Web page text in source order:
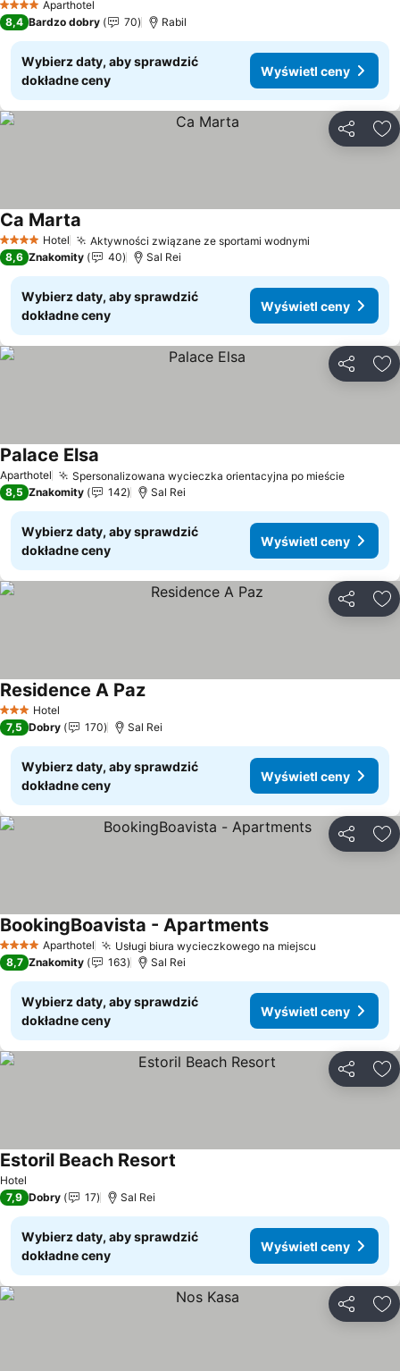
4 KategoriaAparthotel
8,4 Bardzo dobry 70 Rabil
Wybierz daty, aby sprawdzić
dokładne ceny
Wyświetl ceny
4 KategoriaHotel Aktywności związane ze sportami wodnymi
Ca Marta
8,6 Znakomity 40 Sal Rei
Wybierz daty, aby sprawdzić
dokładne ceny
Wyświetl ceny
Aparthotel Spersonalizowana wycieczka orientacyjna po mieście
Palace Elsa
8,5 Znakomity 142 Sal Rei
Wybierz daty, aby sprawdzić
dokładne ceny
Wyświetl ceny
3 Kategoria
Hotel
Residence A PazWyświetl ceny
7,5 Dobry 170 Sal Rei
Wybierz daty, aby sprawdzić
dokładne ceny
Wyświetl ceny
4 KategoriaAparthotel Usługi biura wycieczkowego na miejscu
BookingBoavista - ApartmentsWyświetl ceny
8,7 Znakomity 163 Sal Rei
Wybierz daty, aby sprawdzić
dokładne ceny
Wyświetl ceny
Hotel
Estoril Beach Resort
7,9 Dobry 17 Sal Rei
Wybierz daty, aby sprawdzić
dokładne ceny
Wyświetl ceny